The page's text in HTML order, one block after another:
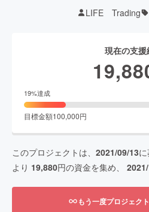
LIFE Trading
現在の支援
19%達成
目標金額100,000円
このプロジェクトは、 2021/09/13
より 19,880円の資金を集め、
もう一度プロジェク